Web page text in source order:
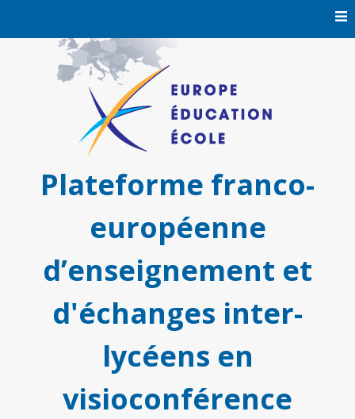
Plateforme franco-
européenne
d’enseignement et
d'échanges inter-
lycéens en
visioconférence